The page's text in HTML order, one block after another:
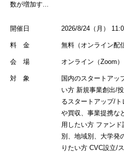
数が増加す...
開催日 2026/8/24（月）
料 金 無料（オンライン配
会 場 オンライン（Zoom）
対 象
国内のスタートアッ
い方 新規事業創出/
るスタートアップ/
や買収、事業提携な
用したい方 ファン
別、地域別、大学発
りたい方 CVC設立/